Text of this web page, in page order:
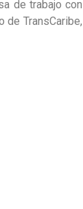
de trabajo con
TransCaribe,